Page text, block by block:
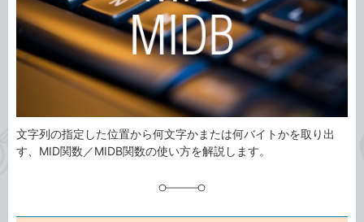
文字列の指定した位置から何文字かまたは何バイトかを取り出
す、MID関数／MIDB関数の使い方を解説します。